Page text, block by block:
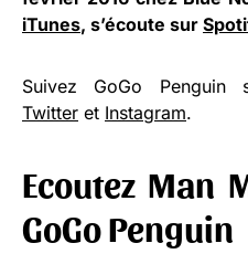
iTunes, s’écoute sur
Suivez GoGo Penguin
Twitter et Instagram.
Ecoutez Man
GoGo Penguin